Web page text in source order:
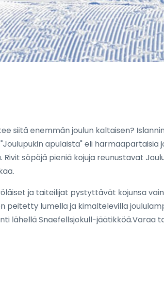
siitä enemmän joulun kaltaisen?
apulaista" eli
söpöjä pieniä kojuja reunustavat
ja taiteilijat pystyttävät kojunsa
peitetty lumella ja kimaltelevilla
lähellä Snaefellsjokull-jäätikköä.Varaa